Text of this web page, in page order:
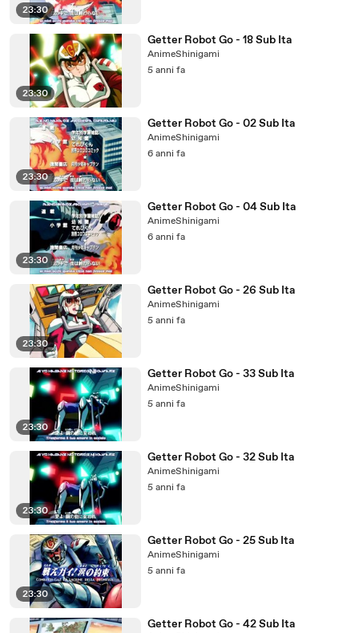
23:30
23:30
Getter Robot Go - 18 Sub Ita
AnimeShinigami
5 anni fa
23:30
Getter Robot Go - 02 Sub Ita
AnimeShinigami
6 anni fa
23:30
Getter Robot Go - 04 Sub Ita
AnimeShinigami
6 anni fa
23:30
Getter Robot Go - 26 Sub Ita
AnimeShinigami
5 anni fa
23:30
Getter Robot Go - 33 Sub Ita
AnimeShinigami
5 anni fa
23:30
Getter Robot Go - 32 Sub Ita
AnimeShinigami
5 anni fa
23:30
Getter Robot Go - 25 Sub Ita
AnimeShinigami
5 anni fa
Getter Robot Go - 42 Sub Ita